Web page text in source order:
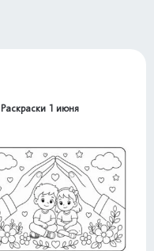
Раскраски 1 июня